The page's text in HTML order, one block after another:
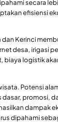
secara
efisiensi
Kerinci
desa, irigasi
biaya logistik
Potensi
promosi,
dampak
dipahami